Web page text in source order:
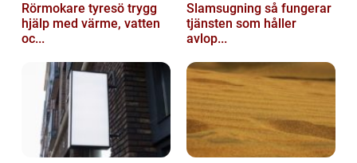
Rörmokare tyresö trygg
hjälp med värme, vatten
oc...
Slamsugning så fungerar
tjänsten som håller
avlop...